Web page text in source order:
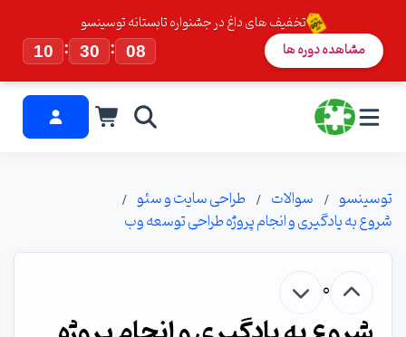
تخفیف های داغ در جشنواره تابستانه توسینسو
10
: 30 : 07 مشاهده دوره ها
توسینسو سوالات
طراحی سایت و سئو
شروع به یادگیری و انجام پروژه طراحی توسعه وب
0